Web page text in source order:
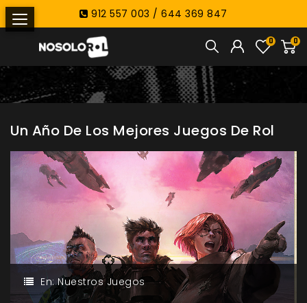
912 557 003 / 644 369 847
0
0
Un Año De Los Mejores Juegos De Rol
En:Nuestros Juegos